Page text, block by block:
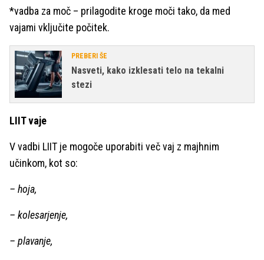
*vadba za moč – prilagodite kroge moči tako, da med
vajami vključite počitek.
PREBERI ŠE
Nasveti, kako izklesati telo na tekalni
stezi
LIIT vaje
V vadbi LIIT je mogoče uporabiti več vaj z majhnim
učinkom, kot so:
– hoja,
– kolesarjenje,
– plavanje,